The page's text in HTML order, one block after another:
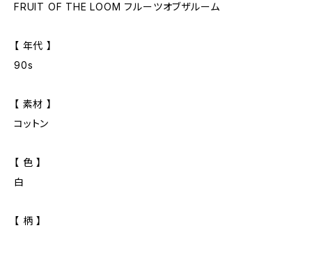
FRUIT OF THE LOOM フルーツオブザルーム
【 年代 】
90s
【 素材 】
コットン
【 色 】
白
【 柄 】